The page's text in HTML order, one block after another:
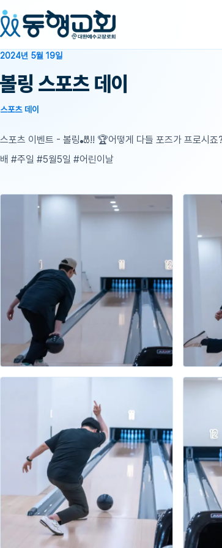
2024년 5월 19일
볼링 스포츠 데이
스포츠 데이
스포츠 이벤트 - 볼링🎳!! 🏆어떻게 다들 포즈가 프로시
배 #주일 #5월5일 #어린이날